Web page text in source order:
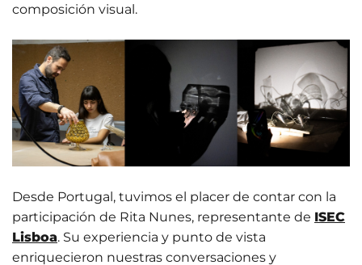
composición visual.
Desde Portugal, tuvimos el placer de contar con la
participación de Rita Nunes, representante de ISEC
Lisboa. Su experiencia y punto de vista
enriquecieron nuestras conversaciones y